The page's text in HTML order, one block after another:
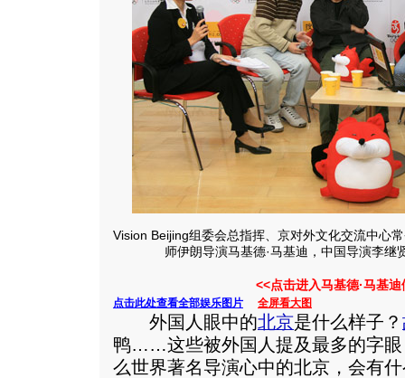
Vision Beijing组委会总指挥、京对外文化交流中心
师伊朗导演马基德·马基迪，中国导演李继
<<点击进入马基德·马基
点击此处查看全部娱乐图片 全屏看大图
外国人眼中的北京是什么样子？
鸭……这些被外国人提及最多的字眼
么世界著名导演心中的北京，会有